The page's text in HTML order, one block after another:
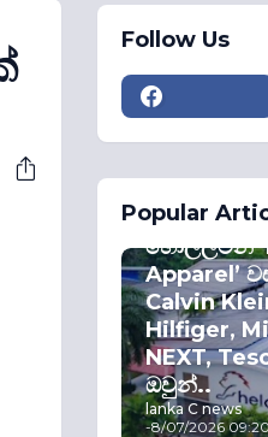
Follow Us
Popular
කොළඹ
හොල්ලමින්
Apparel’
Calvin
Hilfiger,
NEXT,
ඔවුන්..
lanka C news
-8/07/2026